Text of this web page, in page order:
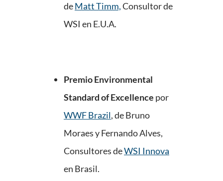
deMatt Timm,Consultor de
WSI en E.U.A.
Premio Environmental
Standard of Excellence por
WWF Brazil, de Bruno
Moraes y Fernando Alves,
Consultores deWSI Innova
en Brasil.